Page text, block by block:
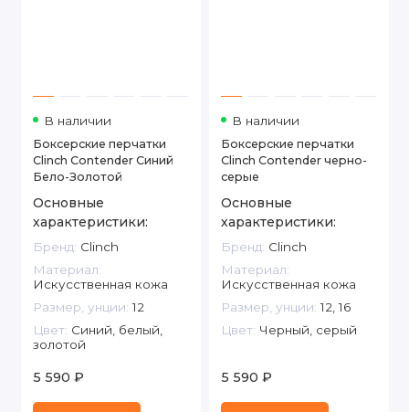
В наличии
Боксерские перчатки
Clinch Contender Синий
Бело-Золотой
Основные
характеристики:
Бренд: Clinch
Материал:
Искусственная кожа
Размер, унции: 12
Цвет: Синий, белый,
золотой
5 590 ₽
В наличии
Боксерские перчатки
Clinch Contender черно-
серые
Основные
характеристики:
Бренд: Clinch
Материал:
Искусственная кожа
Размер, унции: 12, 16
Цвет: Черный, серый
5 590 ₽